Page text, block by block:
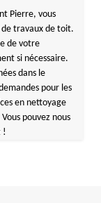
Pierre, vous
de travaux de toit.
de votre
si nécessaire.
dans le
pour les
en nettoyage
pouvez nous
!